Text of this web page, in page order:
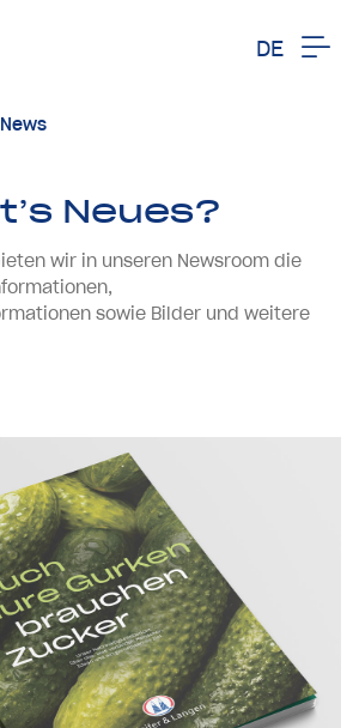
DE
News
Neues?
wir in unseren Newsroom die
sowie Bilder und weitere